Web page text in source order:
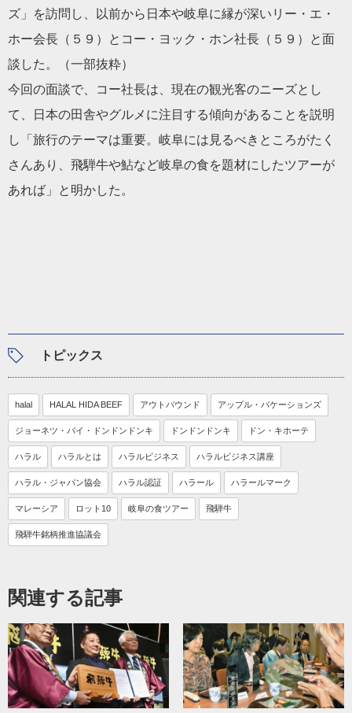
ズ」を訪問し、以前から日本や岐阜に縁が深いリー・エ・
ホー会長（５９）とコー・ヨック・ホン社長（５９）と面
談した。（一部抜粋）
今回の面談で、コー社長は、現在の観光客のニーズとし
て、日本の田舎やグルメに注目する傾向があることを説明
し「旅行のテーマは重要。岐阜には見るべきところがたく
さんあり、飛騨牛や鮎など岐阜の食を題材にしたツアーが
あれば」と明かした。
トピックス
halal HALAL HIDA BEEF アウトバウンド アップル・バケーションズ
ジョーネツ・バイ・ドンドンドンキ ドンドンドンキ ドン・キホーテ
ハラル ハラルとは ハラルビジネス ハラルビジネス講座
ハラル・ジャパン協会 ハラル認証 ハラール ハラールマーク
マレーシア ロット10 岐阜の食ツアー 飛騨牛
飛騨牛銘柄推進協議会
関連する記事